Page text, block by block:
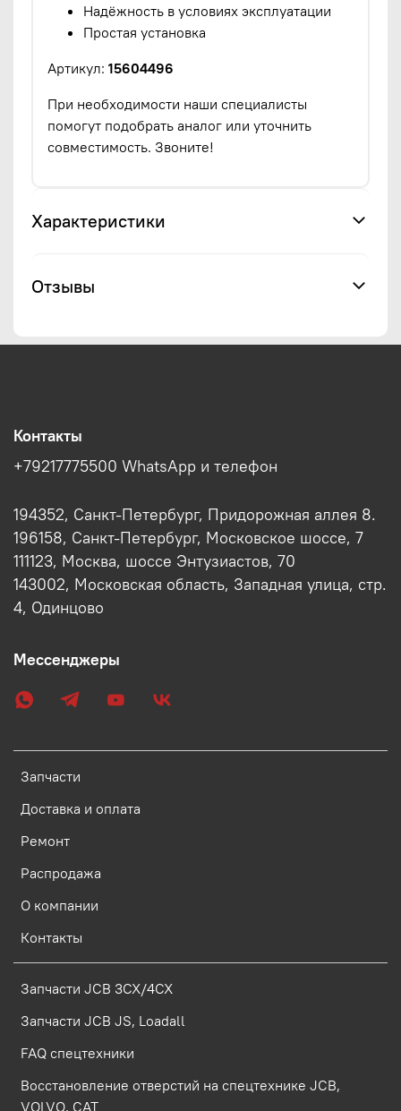
Надёжность в условиях эксплуатации
Простая установка
Артикул: 15604496
При необходимости наши специалисты
помогут подобрать аналог или уточнить
совместимость. Звоните!
Характеристики
Отзывы
Запчасти
Доставка и оплата
Ремонт
Распродажа
О компании
Контакты
Запчасти JCB 3CX/4CX
Запчасти JCB JS, Loadall
FAQ спецтехники
Восстановление отверстий на спецтехнике JCB,
VOLVO, CAT
Контакты
+79217775500 WhatsApp и телефон
194352, Санкт-Петербург, Придорожная аллея 8.
196158, Санкт-Петербург, Московское шоссе, 7
111123, Москва, шоссе Энтузиастов, 70
143002, Московская область, Западная улица, стр.
4, Одинцово
Мессенджеры